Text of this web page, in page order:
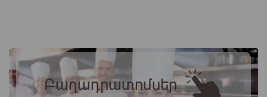
Բաղադրատոմսեր